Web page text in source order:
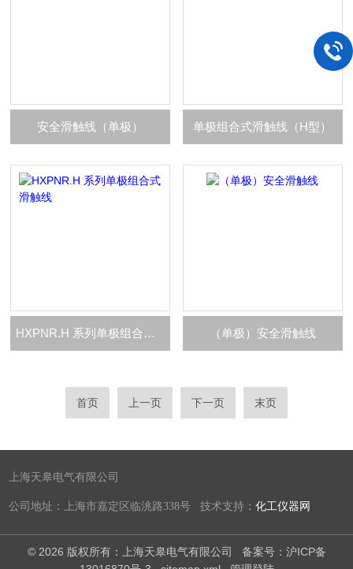
安全滑触线（单极） 单极组合式滑触线（H型）
HXPNR.H 系列单极组合式滑触线 （单极）安全滑触线
首页 上一页 下一页 末页
上海天皋电气有限公司
公司地址：上海市嘉定区临洮路338号 技术支持：化工仪器网
© 2026 版权所有：上海天皋电气有限公司 备案号：沪ICP备